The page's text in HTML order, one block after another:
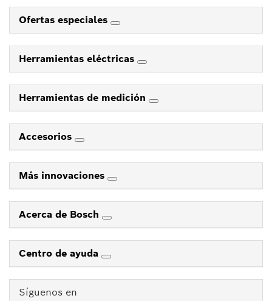
Ofertas especiales
Herramientas eléctricas
Herramientas de medición
Accesorios
Más innovaciones
Acerca de Bosch
Centro de ayuda
Síguenos en